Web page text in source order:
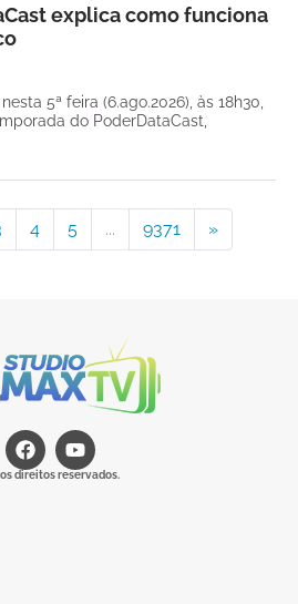
explica como funciona
5ª feira (6.ago.2026), às 18h30,
do PoderDataCast,
4 5 ... 9371 »
direitos reservados.